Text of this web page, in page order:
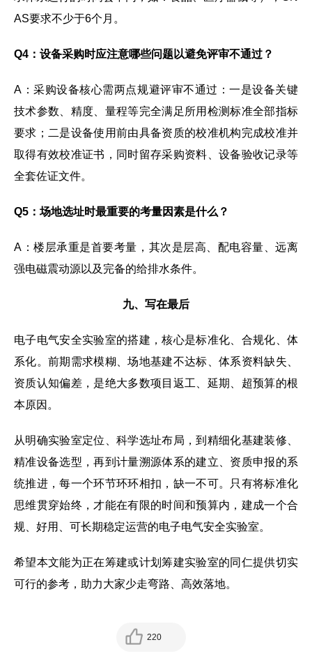
AS要求不少于6个月。
Q4：设备采购时应注意哪些问题以避免评审不通过？
A：采购设备核心需两点规避评审不通过：一是设备关键
技术参数、精度、量程等完全满足所用检测标准全部指标
要求；二是设备使用前由具备资质的校准机构完成校准并
取得有效校准证书，同时留存采购资料、设备验收记录等
全套佐证文件。
Q5：场地选址时最重要的考量因素是什么？
A：楼层承重是首要考量，其次是层高、配电容量、远离
强电磁震动源以及完备的给排水条件。
九、写在最后
电子电气安全实验室的搭建，核心是标准化、合规化、体
系化。前期需求模糊、场地基建不达标、体系资料缺失、
资质认知偏差，是绝大多数项目返工、延期、超预算的根
本原因。
从明确实验室定位、科学选址布局，到精细化基建装修、
精准设备选型，再到计量溯源体系的建立、资质申报的系
统推进，每一个环节环环相扣，缺一不可。只有将标准化
思维贯穿始终，才能在有限的时间和预算内，建成一个合
规、好用、可长期稳定运营的电子电气安全实验室。
希望本文能为正在筹建或计划筹建实验室的同仁提供切实
可行的参考，助力大家少走弯路、高效落地。
220